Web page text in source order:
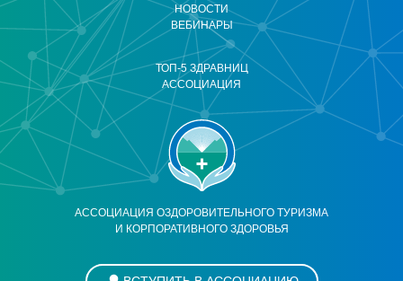
АССОЦИАЦИЯ ОЗДОРОВИТЕЛЬНОГО ТУРИЗМА
И КОРПОРАТИВНОГО ЗДОРОВЬЯ
НОВОСТИ
ВЕБИНАРЫ
ТОП-5 ЗДРАВНИЦ
АССОЦИАЦИЯ